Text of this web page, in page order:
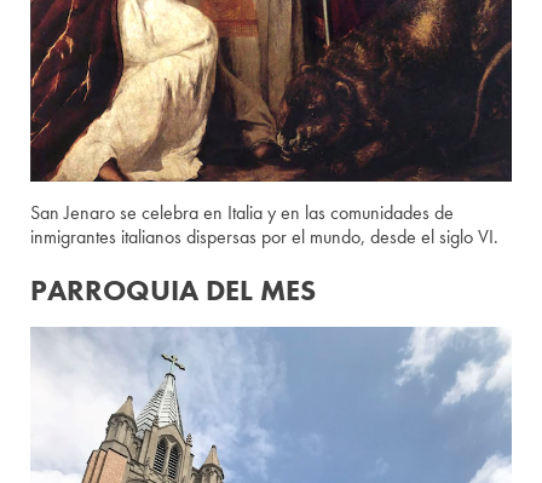
San Jenaro se celebra en Italia y en las comunidades de
inmigrantes italianos dispersas por el mundo, desde el siglo VI.
PARROQUIA DEL MES